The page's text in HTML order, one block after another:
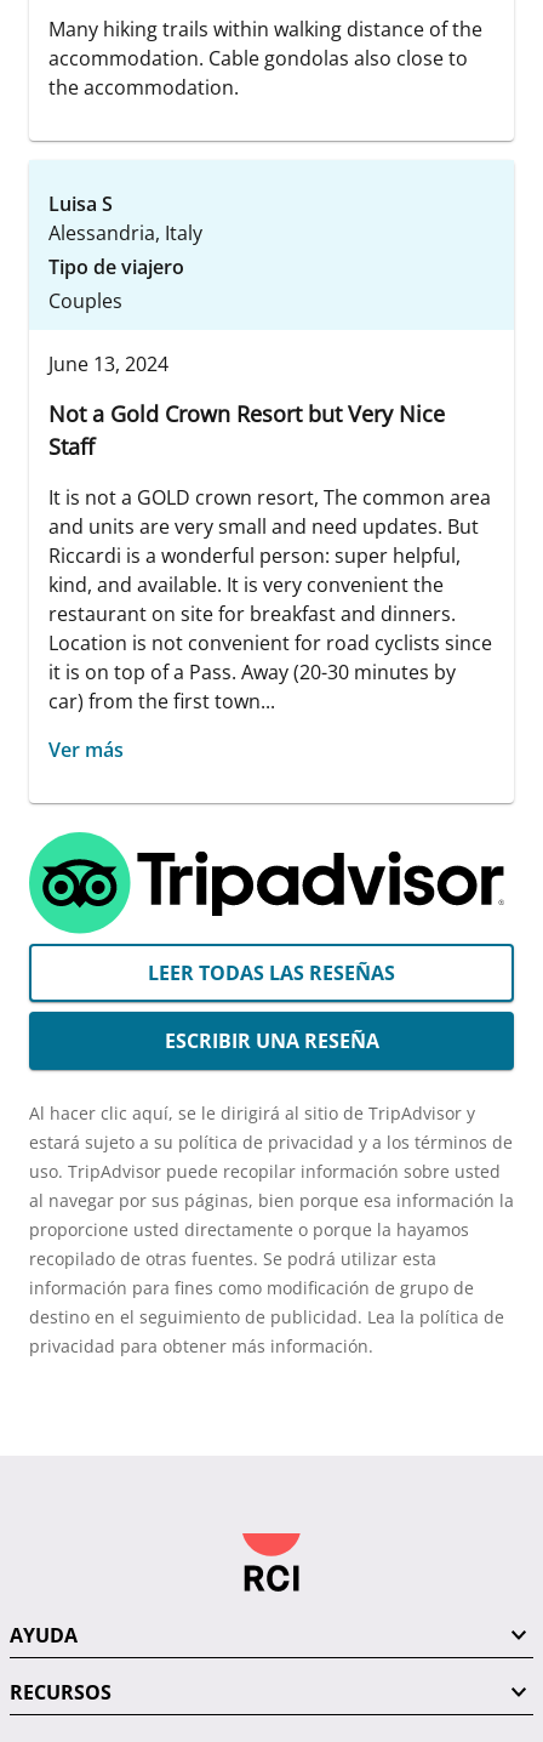
Many hiking trails within walking distance of the
accommodation. Cable gondolas also close to
the accommodation.
Luisa S
Alessandria, Italy
Tipo de viajero
Couples
June 13, 2024
Not a Gold Crown Resort but Very Nice
Staff
It is not a GOLD crown resort, The common area
and units are very small and need updates. But
Riccardi is a wonderful person: super helpful,
kind, and available. It is very convenient the
restaurant on site for breakfast and dinners.
Location is not convenient for road cyclists since
it is on top of a Pass. Away (20-30 minutes by
car) from the first town...
Ver más
LEER TODAS LAS RESEÑAS
ESCRIBIR UNA RESEÑA
Al hacer clic aquí, se le dirigirá al sitio de TripAdvisor y
estará sujeto a su política de privacidad y a los términos de
uso. TripAdvisor puede recopilar información sobre usted
al navegar por sus páginas, bien porque esa información la
proporcione usted directamente o porque la hayamos
recopilado de otras fuentes. Se podrá utilizar esta
información para fines como modificación de grupo de
destino en el seguimiento de publicidad. Lea la política de
privacidad para obtener más información.
AYUDA
RECURSOS